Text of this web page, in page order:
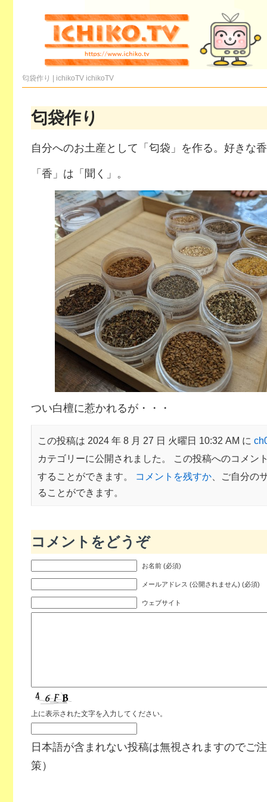
匂袋作り | ichikoTV ichikoTV
匂袋作り
自分へのお土産として「匂袋」を作る。好きな
「香」は「聞く」。
つい白檀に惹かれるが・・・
この投稿は 2024 年 8 月 27 日 火曜日 10:32 AM に
カテゴリーに公開されました。 この投稿へのコメン
することができます。
コメントを残すか、ご自分の
ることができます。
コメントをどうぞ
お名前 (必須)
メールアドレス (公開されません) (必須)
ウェブサイト
上に表示された文字を入力してください。
日本語が含まれない投稿は無視されますのでご
策）